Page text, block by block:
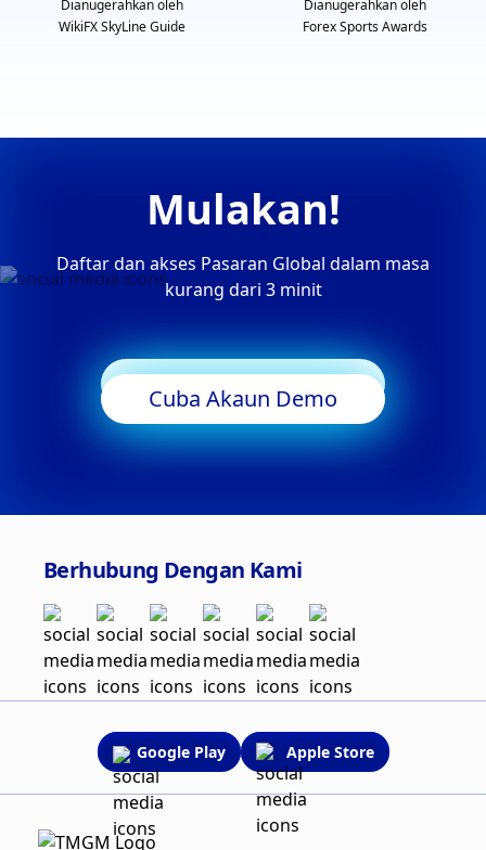
Dianugerahkan oleh
WikiFX SkyLine Guide
Dianugerahkan oleh
Forex Sports Awards
Mulakan!
Daftar dan akses Pasaran Global dalam masa
kurang dari 3 minit
Mula Berdagang
Cuba Akaun Demo
Berhubung Dengan Kami
Google Play Apple Store